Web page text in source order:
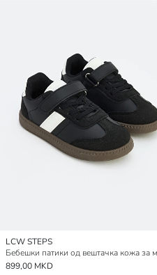
LCW STEPS
899,00 MKD